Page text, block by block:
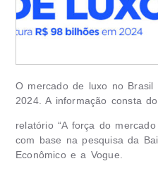
O mercado de luxo no
2024. A informação consta do
relatório “A força do
com base na pesquisa da
Econômico e a Vogue.